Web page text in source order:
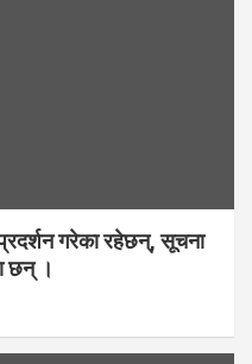
गरेका रहेछन्, सूचना
छन् ।